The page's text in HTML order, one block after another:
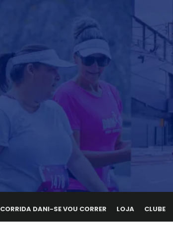
CORRIDA DANI-SE VOU CORRER LOJA CLUBE